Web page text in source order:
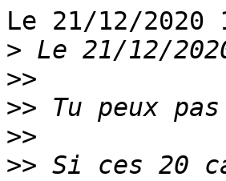
Le 21/12/2020
>
>>
>>
>>
>> Si ces 20